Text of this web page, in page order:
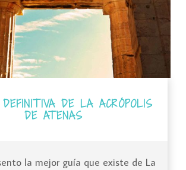
DE LA ACRÓPOLIS
DE ATENAS
la mejor guía que existe de La